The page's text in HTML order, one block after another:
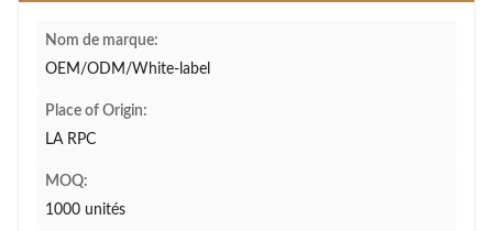
Nom de marque:
OEM/ODM/White-label
Place of Origin:
LA RPC
MOQ:
1000 unités